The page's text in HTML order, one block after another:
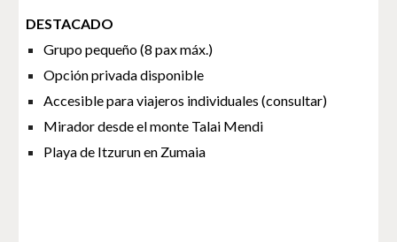
DESTACADO
Grupo pequeño (8 pax máx.)
Opción privada disponible
Accesible para viajeros individuales (consultar)
Mirador desde el monte Talai Mendi
Playa de Itzurun en Zumaia